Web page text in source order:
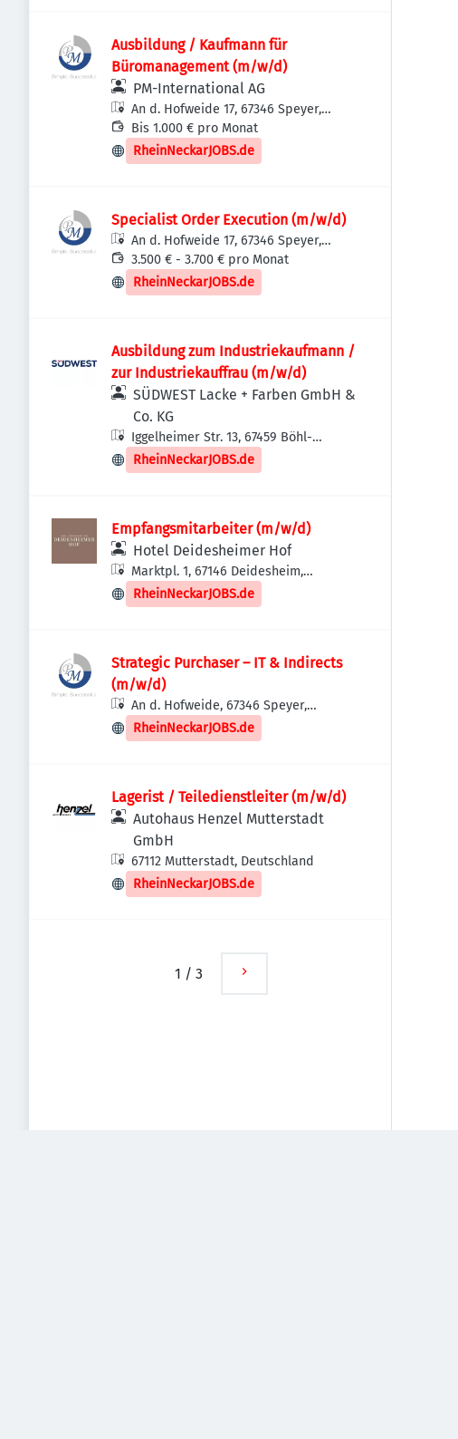
Ausbildung / Kaufmann für
Büromanagement (m/w/d)
PM-International AG
An d. Hofweide 17, 67346 Speyer,
Deutschland
Bis 1.000 € pro Monat
RheinNeckarJOBS.de
Specialist Order Execution (m/w/d)
An d. Hofweide 17, 67346 Speyer,
Deutschland
3.500 € - 3.700 € pro Monat
RheinNeckarJOBS.de
Ausbildung zum Industriekaufmann /
zur Industriekauffrau (m/w/d)
SÜDWEST Lacke + Farben GmbH &
Co. KG
Iggelheimer Str. 13, 67459 Böhl-
Iggelheim, Deutschland
RheinNeckarJOBS.de
Empfangsmitarbeiter (m/w/d)
Hotel Deidesheimer Hof
Marktpl. 1, 67146 Deidesheim,
Deutschland
RheinNeckarJOBS.de
Strategic Purchaser – IT & Indirects
(m/w/d)
An d. Hofweide, 67346 Speyer,
Deutschland
RheinNeckarJOBS.de
Lagerist / Teiledienstleiter (m/w/d)
Autohaus Henzel Mutterstadt
GmbH
67112 Mutterstadt, Deutschland
RheinNeckarJOBS.de
1 / 3